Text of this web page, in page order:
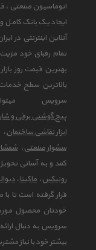
اتوماسیون صنعتی ،
ایجاد یک بانک
آنلاین اینترنتی در
تمام رقبای خود
بهترین قیمت روز
بالاترین سطح
سرویس
پیچ گوشتی برقی و
ابزار نقاشی ساختمان
سشوار صنعتی،
کنند و به آسانی
رونیکس،ماکیتا،
قرار گرفته است تا
خودتان محصول مورد
سرویس به دنبال
بیشتر خود با نیاز